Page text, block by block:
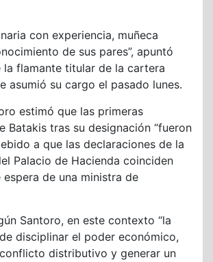
con experiencia, muñeca
de sus pares”, apuntó
la flamante titular de la cartera
asumió su cargo el pasado lunes.
estimó que las primeras
Batakis tras su designación “fueron
a que las declaraciones de la
Palacio de Hacienda coinciden
espera de una ministra de
Santoro, en este contexto “la
disciplinar el poder económico,
distributivo y generar un